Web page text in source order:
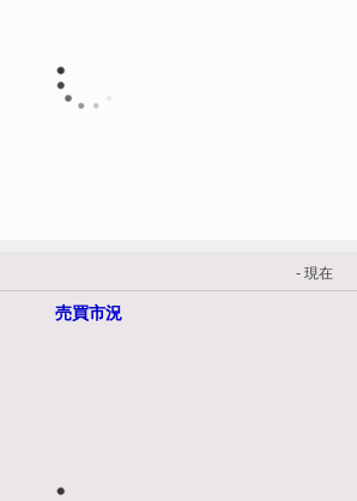
- 現在
売買市況